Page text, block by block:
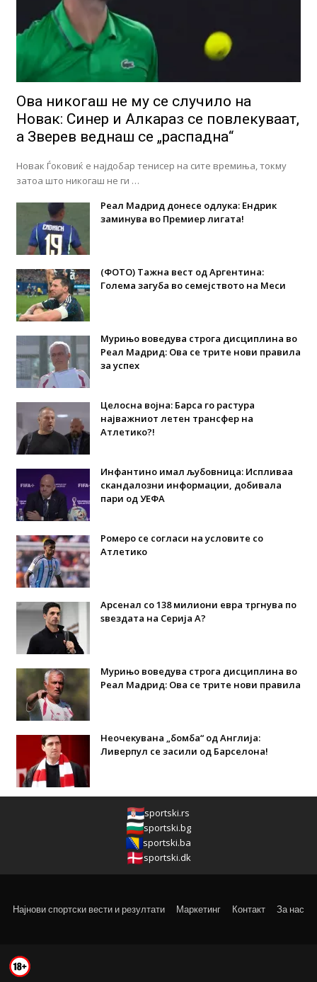
Ова никогаш не му се случило на
Новак: Синер и Алкараз се повлекуваат,
а Зверев веднаш се „распадна“
Новак Ѓоковиќ е најдобар тенисер на сите времиња, токму
затоа што никогаш не ги …
Реал Мадрид донесе одлука: Eндрик
заминува во Премиер лигата!
(ФОТО) Тажна вест од Аргентина:
Голема загуба во семејството на Меси
Мурињо воведува строга дисциплина во
Реал Мадрид: Ова се трите нови правила
за успех
Целосна војна: Барса го растура
најважниот летен трансфер на
Атлетико?!
Инфантино имал љубовница: Испливаа
скандалозни информации, добивала
пари од УЕФА
Ромеро се согласи на условите со
Атлетико
Арсенал со 138 милиони евра тргнува по
ѕвездата на Серија А?
Мурињо воведува строга дисциплина во
Реал Мадрид: Ова се трите нови правила
Неочекувана „бомба“ од Англија:
Ливерпул се засили од Барселона!
sportski.rs
sportski.bg
sportski.ba
sportski.dk
Најнови спортски вести и резултати Маркетинг Контакт За нас